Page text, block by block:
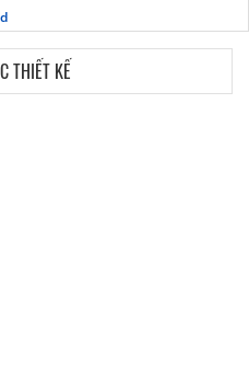
THIẾT KẾ